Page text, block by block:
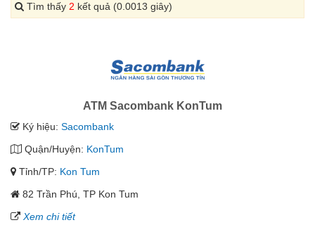
Tìm thấy 2 kết quả (0.0013 giây)
ATM Sacombank KonTum
Ký hiệu: Sacombank
Quận/Huyện: KonTum
Tỉnh/TP: Kon Tum
82 Trần Phú, TP Kon Tum
Xem chi tiết